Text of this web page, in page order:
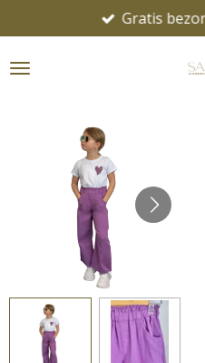
direct
naar
Gratis